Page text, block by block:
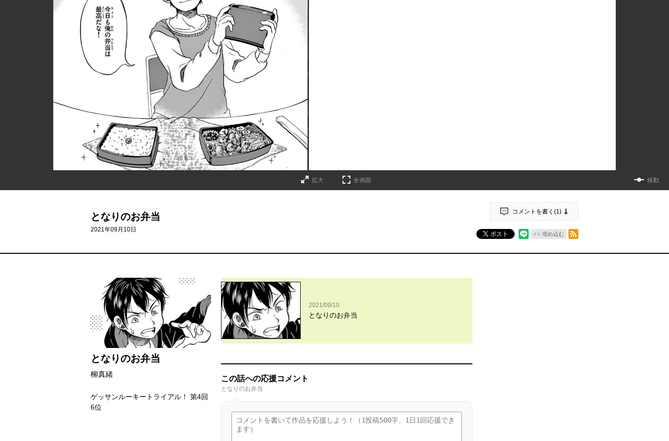
拡大 全画面 移動
となりのお弁当
2021年09月10日
コメントを書く(1)
ポスト 埋め込む
となりのお弁当
柳真緒
ゲッサンルーキートライアル！ 第4回
6位
2021/09/10
となりのお弁当
この話への応援コメント
となりのお弁当